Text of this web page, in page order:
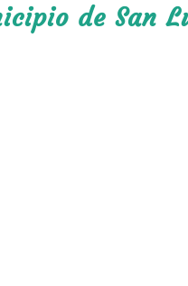
de San